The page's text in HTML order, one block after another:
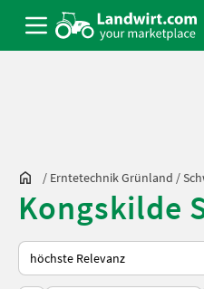
/ Erntetechnik Grünland /
Kongskilde
So wird auf Landwirt.com